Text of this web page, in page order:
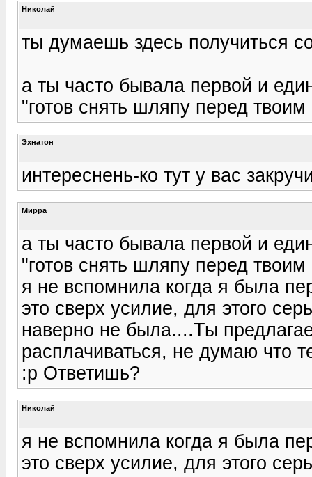
Николай
ты думаешь здесь получиться
а ты часто бывала первой и
"готов снять шляпу перед
Эхнатон
интереснень-ко тут у вас
Мирра
а ты часто бывала первой и
"готов снять шляпу перед
я не вспомнила когда я была
это сверх усилие, для этого
наверно не была....Ты
расплачиваться, не думаю что
:p Ответишь?
Николай
я не вспомнила когда я была
это сверх усилие, для этого